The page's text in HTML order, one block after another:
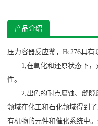
产品介绍
压力容器反应釜，Hc276具有
1,在氧化和还原状态下，
性。
2,出色的耐点腐蚀、缝隙
领域在化工和石化领域得到
有机物的元件和催化系统中